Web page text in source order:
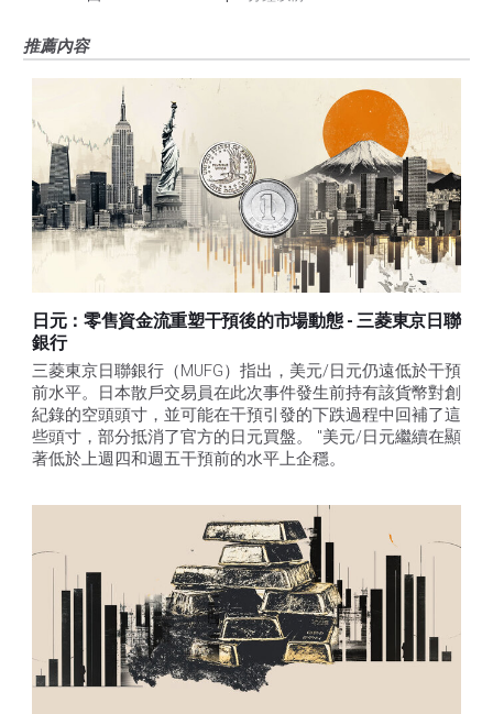
推薦內容
日元：零售資金流重塑干預後的市場動態 - 三菱東京日聯
銀行
三菱東京日聯銀行（MUFG）指出，美元/日元仍遠低於干預
前水平。日本散戶交易員在此次事件發生前持有該貨幣對創
紀錄的空頭頭寸，並可能在干預引發的下跌過程中回補了這
些頭寸，部分抵消了官方的日元買盤。 "美元/日元繼續在顯
著低於上週四和週五干預前的水平上企穩。